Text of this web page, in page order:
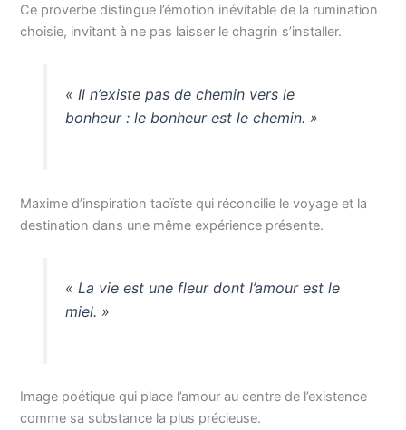
Ce proverbe distingue l’émotion inévitable de la rumination
choisie, invitant à ne pas laisser le chagrin s’installer.
« Il n’existe pas de chemin vers le
bonheur : le bonheur est le chemin. »
Maxime d’inspiration taoïste qui réconcilie le voyage et la
destination dans une même expérience présente.
« La vie est une fleur dont l’amour est le
miel. »
Image poétique qui place l’amour au centre de l’existence
comme sa substance la plus précieuse.